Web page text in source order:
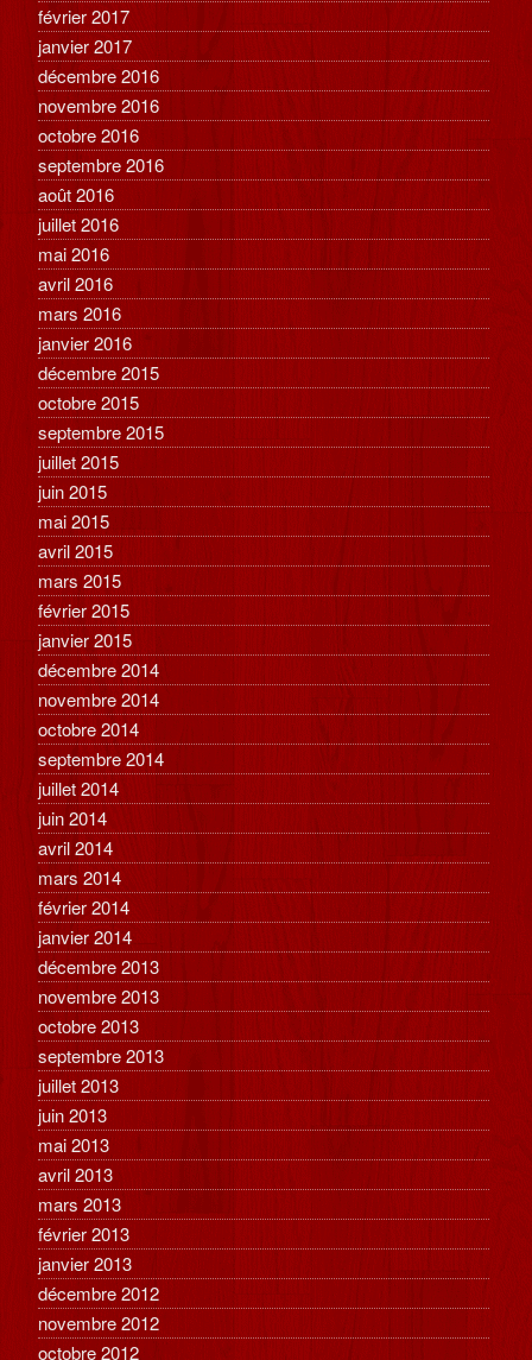
février 2017
janvier 2017
décembre 2016
novembre 2016
octobre 2016
septembre 2016
août 2016
juillet 2016
mai 2016
avril 2016
mars 2016
janvier 2016
décembre 2015
octobre 2015
septembre 2015
juillet 2015
juin 2015
mai 2015
avril 2015
mars 2015
février 2015
janvier 2015
décembre 2014
novembre 2014
octobre 2014
septembre 2014
juillet 2014
juin 2014
avril 2014
mars 2014
février 2014
janvier 2014
décembre 2013
novembre 2013
octobre 2013
septembre 2013
juillet 2013
juin 2013
mai 2013
avril 2013
mars 2013
février 2013
janvier 2013
décembre 2012
novembre 2012
octobre 2012